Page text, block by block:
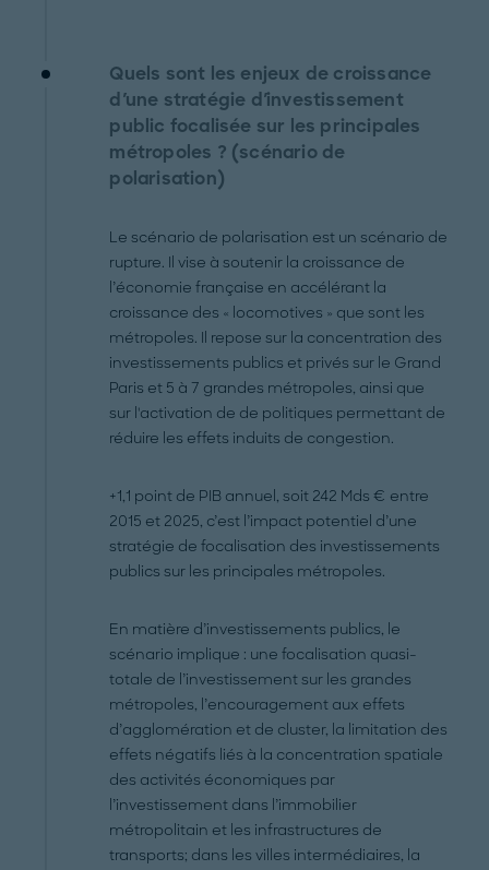
Quels sont les enjeux de croissance
d'une stratégie d'investissement
public focalisée sur les principales
métropoles ? (scénario de
polarisation)
Le scénario de polarisation est un scénario de
rupture. Il vise à soutenir la croissance de
l’économie française en accélérant la
croissance des « locomotives » que sont les
métropoles. Il repose sur la concentration des
investissements publics et privés sur le Grand
Paris et 5 à 7 grandes métropoles, ainsi que
sur l'activation de de politiques permettant de
réduire les effets induits de congestion.
+1,1 point de PIB annuel, soit 242 Mds € entre
2015 et 2025, c’est l’impact potentiel d’une
stratégie de focalisation des investissements
publics sur les principales métropoles.
En matière d’investissements publics, le
scénario implique : une focalisation quasi-
totale de l’investissement sur les grandes
métropoles, l’encouragement aux effets
d’agglomération et de cluster, la limitation des
effets négatifs liés à la concentration spatiale
des activités économiques par
l’investissement dans l’immobilier
métropolitain et les infrastructures de
transports; dans les villes intermédiaires, la